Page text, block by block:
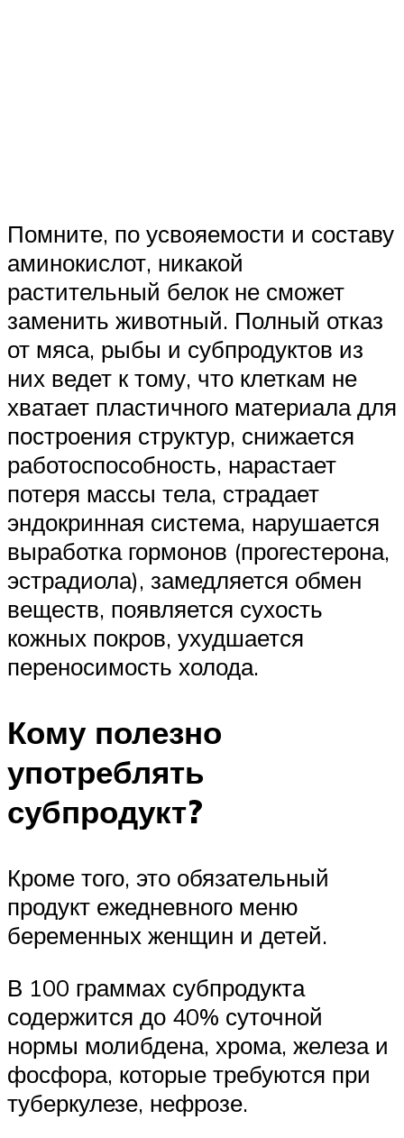
Помните, по усвояемости и составу
аминокислот, никакой
растительный белок не сможет
заменить животный. Полный отказ
от мяса, рыбы и субпродуктов из
них ведет к тому, что клеткам не
хватает пластичного материала для
построения структур, снижается
работоспособность, нарастает
потеря массы тела, страдает
эндокринная система, нарушается
выработка гормонов (прогестерона,
эстрадиола), замедляется обмен
веществ, появляется сухость
кожных покров, ухудшается
переносимость холода.
Кому полезно
употреблять
субпродукт?
Кроме того, это обязательный
продукт ежедневного меню
беременных женщин и детей.
В 100 граммах субпродукта
содержится до 40% суточной
нормы молибдена, хрома, железа и
фосфора, которые требуются при
туберкулезе, нефрозе.